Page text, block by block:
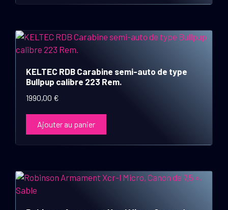
KELTEC RDB Carabine semi-auto de type
Bullpup calibre 223 Rem.
1990,00 €
Ajouter au panier